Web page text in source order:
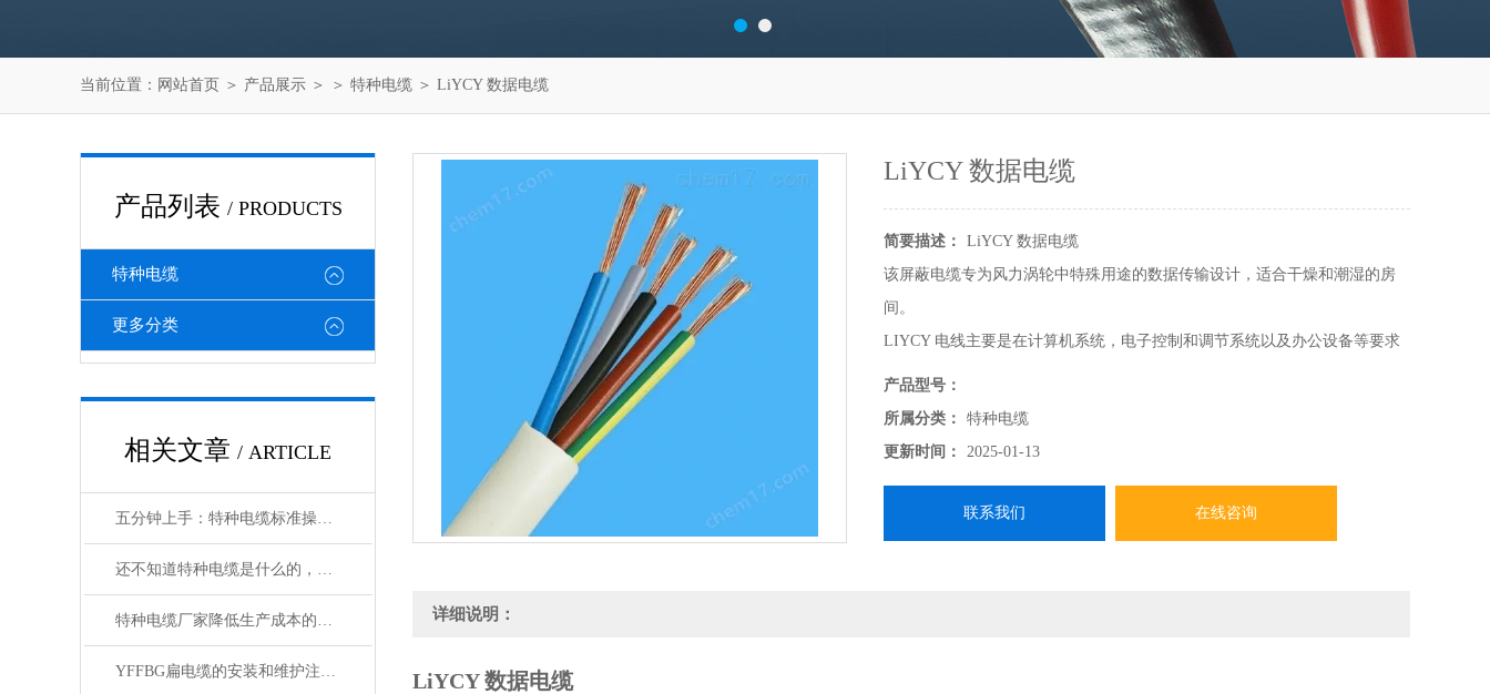
当前位置： 网站首页 ＞ 产品展示 ＞ ＞ 特种电缆 ＞ LiYCY 数据电缆
产品列表 / PRODUCTS
特种电缆
更多分类
相关文章 / ARTICLE
五分钟上手：特种电缆标准操作流程详解
还不知道特种电缆是什么的，请看这里！
特种电缆厂家降低生产成本的合理手段
YFFBG扁电缆的安装和维护注意事项是什么
LiYCY 数据电缆
简要描述：
LiYCY 数据电缆
该屏蔽电缆专为风力涡轮中特殊用途的数据传输设计，适合干燥和潮湿的房
间。
LIYCY 电线主要是在计算机系统，电子控制和调节系统以及办公设备等要求
使用外径相对小的，精密结构的电缆的电子设备中用作数据传输线，电缆的
总屏蔽结构使传输免受外部电场的影响，从而保证了传输数据的精确性。线
缆按照控制环境分为（TP型） 控制电缆和双绞屏蔽数据通讯和控制电缆
产品型号：
所属分类：
特种电缆
更新时间：
2025-01-13
联系我们 在线咨询
详细说明：
LiYCY 数据电缆